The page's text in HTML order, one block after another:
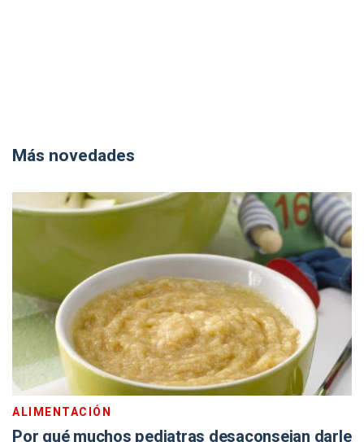
Más novedades
ALIMENTACIÓN
Por qué muchos pediatras desaconsejan darle